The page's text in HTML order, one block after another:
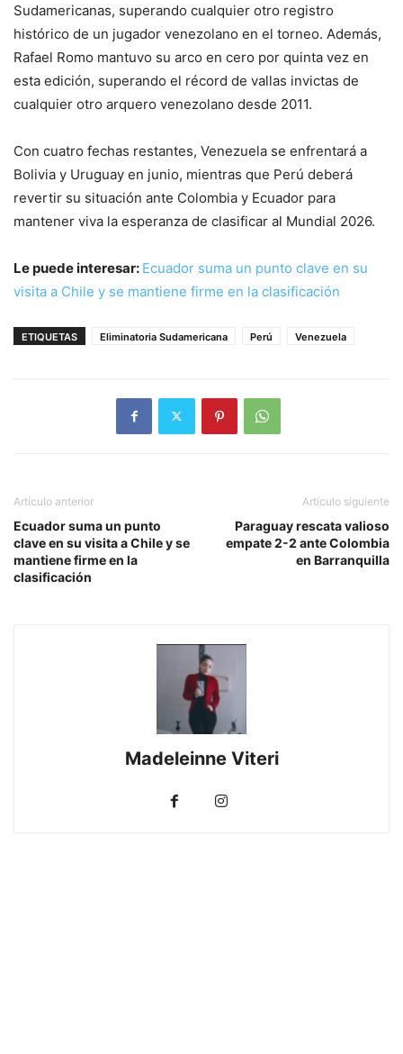
Sudamericanas, superando cualquier otro registro
histórico de un jugador venezolano en el torneo. Además,
Rafael Romo mantuvo su arco en cero por quinta vez en
esta edición, superando el récord de vallas invictas de
cualquier otro arquero venezolano desde 2011.
Con cuatro fechas restantes, Venezuela se enfrentará a
Bolivia y Uruguay en junio, mientras que Perú deberá
revertir su situación ante Colombia y Ecuador para
mantener viva la esperanza de clasificar al Mundial 2026.
Le puede interesar: Ecuador suma un punto clave en su
visita a Chile y se mantiene firme en la clasificación
ETIQUETAS Eliminatoria Sudamericana Perú Venezuela
Artículo anterior
Ecuador suma un punto
clave en su visita a Chile y se
mantiene firme en la
clasificación
Artículo siguiente
Paraguay rescata valioso
empate 2-2 ante Colombia
en Barranquilla
Madeleinne Viteri